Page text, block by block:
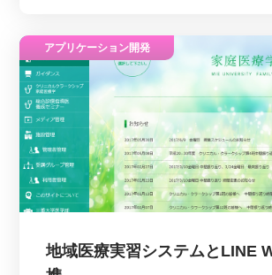
アプリケーション開発
地域医療実習システムとLINE